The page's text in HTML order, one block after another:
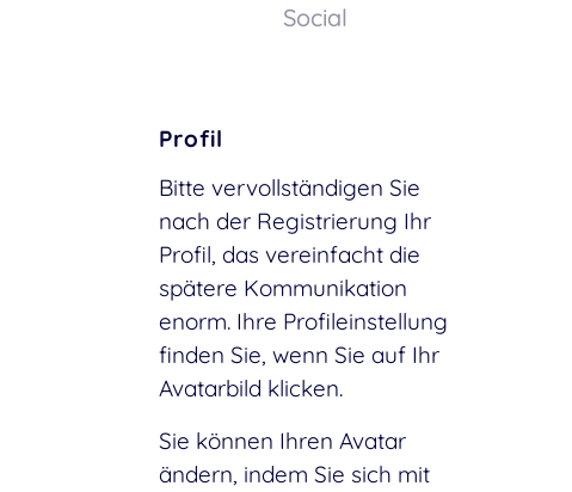
Social
Profil
Bitte vervollständigen Sie
nach der Registrierung Ihr
Profil, das vereinfacht die
spätere Kommunikation
enorm. Ihre Profileinstellung
finden Sie, wenn Sie auf Ihr
Avatarbild klicken.
Sie können Ihren Avatar
ändern, indem Sie sich mit